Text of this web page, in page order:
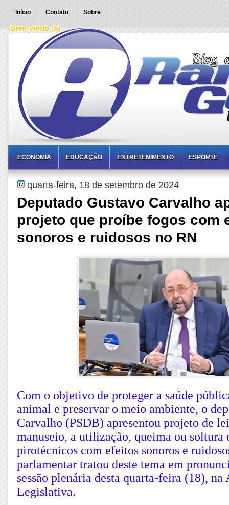
Início Contato Sobre
ECONOMIA EDUCAÇÃO ENTRETENIMENTO ESPORTE
quarta-feira, 18 de setembro de 2024
Deputado Gustavo Carvalho
projeto que proíbe fogos com
sonoros e ruidosos no RN
Com o objetivo de proteger a saúde
animal e preservar o meio ambiente, o
Carvalho (PSDB) apresentou projeto de
manuseio, a utilização, queima ou soltura
pirotécnicos com efeitos sonoros e
parlamentar tratou deste tema em
sessão plenária desta quarta-feira (18), na
Legislativa.